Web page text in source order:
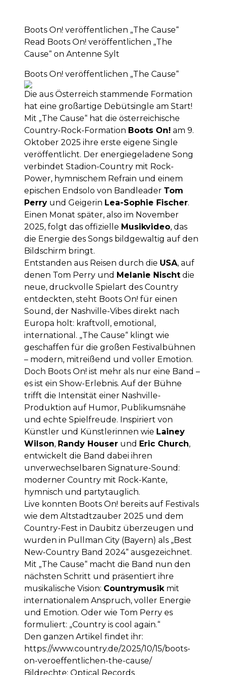
Boots On! veröffentlichen „The Cause“
Read Boots On! veröffentlichen „The
Cause“ on Antenne Sylt
Boots On! veröffentlichen „The Cause“
Die aus Österreich stammende Formation
hat eine großartige Debütsingle am Start!
Mit „The Cause“ hat die österreichische
Country-Rock-Formation Boots On! am 9.
Oktober 2025 ihre erste eigene Single
veröffentlicht. Der energiegeladene Song
verbindet Stadion-Country mit Rock-
Power, hymnischem Refrain und einem
epischen Endsolo von Bandleader Tom
Perry und Geigerin Lea-Sophie Fischer.
Einen Monat später, also im November
2025, folgt das offizielle Musikvideo, das
die Energie des Songs bildgewaltig auf den
Bildschirm bringt.
Entstanden aus Reisen durch die USA, auf
denen Tom Perry und Melanie Nischt die
neue, druckvolle Spielart des Country
entdeckten, steht Boots On! für einen
Sound, der Nashville-Vibes direkt nach
Europa holt: kraftvoll, emotional,
international. „The Cause“ klingt wie
geschaffen für die großen Festivalbühnen
– modern, mitreißend und voller Emotion.
Doch Boots On! ist mehr als nur eine Band –
es ist ein Show-Erlebnis. Auf der Bühne
trifft die Intensität einer Nashville-
Produktion auf Humor, Publikumsnähe
und echte Spielfreude. Inspiriert von
Künstler und Künstlerinnen wie Lainey
Wilson, Randy Houser und Eric Church,
entwickelt die Band dabei ihren
unverwechselbaren Signature-Sound:
moderner Country mit Rock-Kante,
hymnisch und partytauglich.
Live konnten Boots On! bereits auf Festivals
wie dem Altstadtzauber 2025 und dem
Country-Fest in Daubitz überzeugen und
wurden in Pullman City (Bayern) als „Best
New-Country Band 2024“ ausgezeichnet.
Mit „The Cause“ macht die Band nun den
nächsten Schritt und präsentiert ihre
musikalische Vision: Countrymusikmit
internationalem Anspruch, voller Energie
und Emotion. Oder wie Tom Perry es
formuliert: „Country is cool again.“
Den ganzen Artikel findet ihr:
https://www.country.de/2025/10/15/boots-
on-veroeffentlichen-the-cause/
Bildrechte: Optical Records